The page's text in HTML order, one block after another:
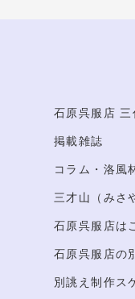
石原呉服店
掲載雑誌
コラム・洛風
三才山（みさ
石原呉服店は
石原呉服店の
別誂え制作ス